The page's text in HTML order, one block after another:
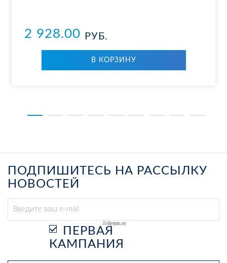
2 928.00 РУБ.
В КОР­ЗИ­НУ
ПОДПИШИТЕСЬ НА РАССЫЛКУ
НОВОСТЕЙ
Выберите рассылку
ПЕРВАЯ
КАМПАНИЯ